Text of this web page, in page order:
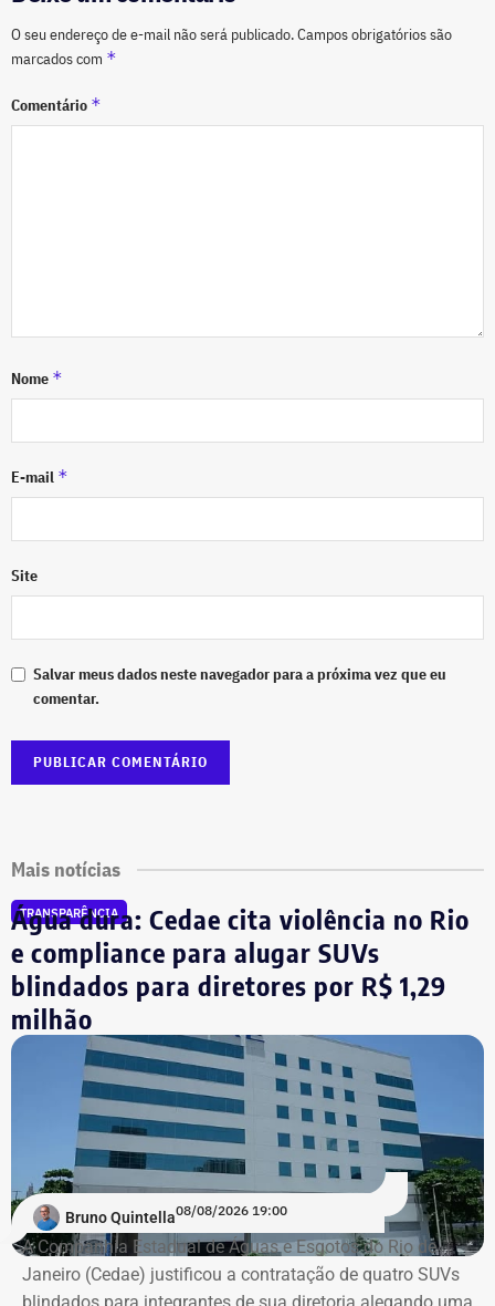
O seu endereço de e-mail não será publicado.Campos obrigatórios são
marcados com *
Comentário *
Nome *
E-mail *
Site
Salvar meus dados neste navegador para a próxima vez que eu
comentar.
Mais notícias
TRANSPARÊNCIA
Água dura: Cedae cita violência no Rio
e compliance para alugar SUVs
blindados para diretores por R$ 1,29
milhão
Bruno Quintella08/08/2026 19:00
A Companhia Estadual de Águas e Esgotos do Rio de
Janeiro (Cedae) justificou a contratação de quatro SUVs